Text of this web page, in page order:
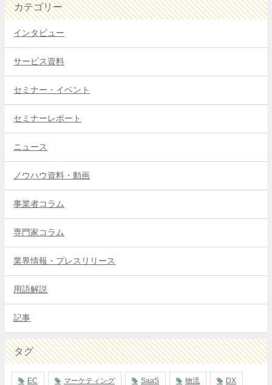
カテゴリー
インタビュー
サービス資料
セミナー・イベント
セミナーレポート
ニュース
ノウハウ資料・動画
事業者コラム
専門家コラム
業界情報・プレスリリース
用語解説
記事
タグ
EC マーケティング SaaS 物流 DX